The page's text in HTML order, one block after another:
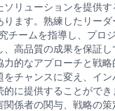
ソリューションを提供す
ます。熟練したリーダ
チームを指導し、プロ
、高品質の成果を保証し
力的なアプローチと戦略
をチャンスに変え、イン
的に提供することがで
係者の関与、戦略の策